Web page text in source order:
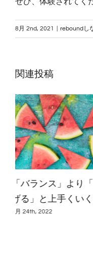
8月 2nd, 2021 reboundし
関連投稿
「ゆっくり急いで
忙しい時のお薦め
4月 8th, 2022